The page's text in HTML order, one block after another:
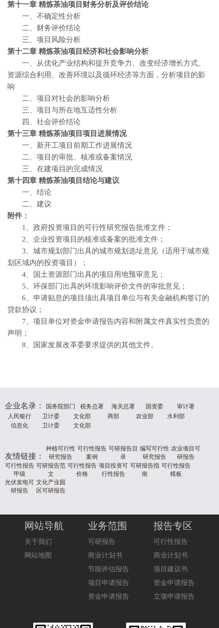
第十一章 精炼茶油项目财务分析及评价结论
一、不确定性分析
二、财务评价结论
三、项目风险分析
第十二章 精炼茶油项目经济和社会影响分析
一、从优化产业结构和提升竞争力、改变经济增长方式、
资源综合利用、改善环境以及循环经济等方面，分析项目的影
响
二、项目对社会的影响分析
三、项目与所在地互适性分析
四、社会评价结论
第十三章 精炼茶油项目项目进展情况
一、新开工项目前期工作进展情况
二、项目的审批、核准或备案情况
三、在建项目的完成情况
第十四章 精炼茶油项目结论与建议
一、结论
二、建议
附件：
1、政府投资项目的可行性研究报告批准文件；
2、企业投资项目的核准或备案的批准文件；
3、城市规划部门出具的城市规划选址意见（适用于城市规
划区域内的投资项目）；
4、国土资源部门出具的项目用地预审意见；
5、环保部门出具的环境影响评价文件的审批意见；
6、申请贴息的项目须出具项目单位与有关金融机构签订的
贷款协议；
7、项目单位对资金申请报告内容和附属文件真实性负责的
声明；
8、国家发展改革委要求提供的其他文件。
企业名录： 国务院部门 税务总署 海关总署 国资委
审计署
人民银行
卫计委 文化部 商部 农业部
水利部
信息化
卫计委 文化部
友情链接：
种植可行性
研究报告
可行性报告
案例
可研报告目
录
编写可行性
研究报告
农业项目可
研报告
可行性报告
甲级
可研报告范
文
可行性报告
价格
项目投资可
行性报告
可研报告指
南
可行性报告
模板
光伏发电可
研报告
文化产业园
区可研报告
网站导航
关于我们
网站地图
业务范围
可研报告
商业计划书
节能评估报告
项目申请报告
资金申请报告
报告专区
可行性报告
商业计划书
项目建议书
资金申请报告
立项申请报告